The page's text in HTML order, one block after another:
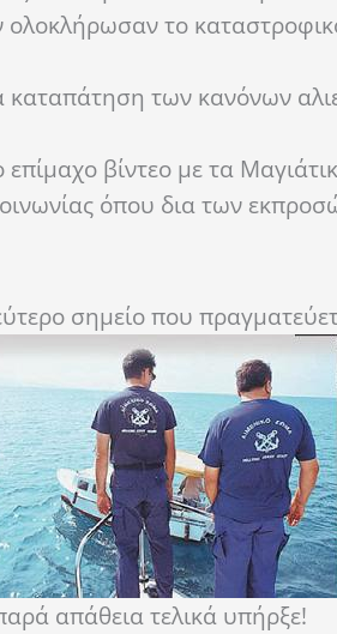
το
καταπάτηση των κανόνων
βίντεο με τα
όπου δια των
σημείο που
απάθεια τελικά υπήρξε!